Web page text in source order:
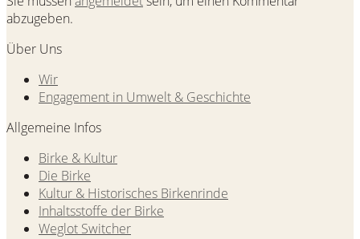
abzugeben.
Über Uns
Wir
Engagement in Umwelt & Geschichte
Allgemeine Infos
Birke & Kultur
Die Birke
Kultur & Historisches Birkenrinde
Inhaltsstoffe der Birke
Weglot Switcher